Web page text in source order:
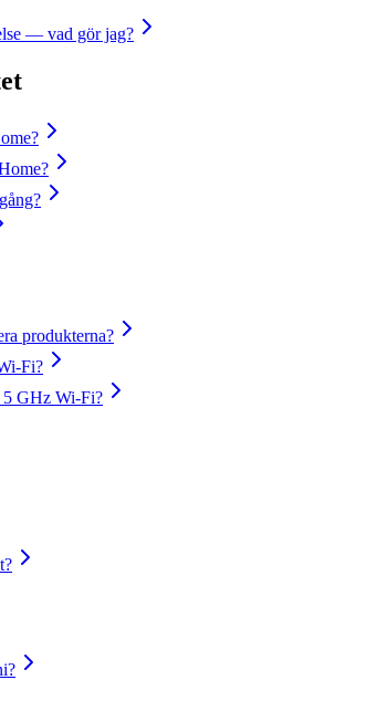
— vad gör jag?
produkterna?
Fi?
5 GHz Wi-Fi?